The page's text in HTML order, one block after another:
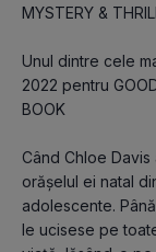
MYSTERY &
Unul dintre cele
2022 pentru
BOOK
Când Chloe
orășelul ei natal
adolescente.
le ucisese pe